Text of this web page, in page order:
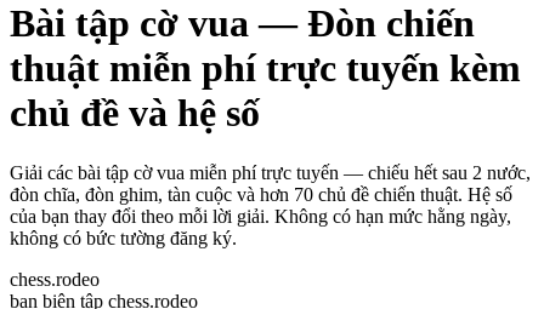
Bài tập cờ vua — Đòn chiến
thuật miễn phí trực tuyến kèm
chủ đề và hệ số
Giải các bài tập cờ vua miễn phí trực tuyến — chiếu hết sau 2 nước,
đòn chĩa, đòn ghim, tàn cuộc và hơn 70 chủ đề chiến thuật. Hệ số
của bạn thay đổi theo mỗi lời giải. Không có hạn mức hằng ngày,
không có bức tường đăng ký.
chess.rodeo
ban biên tập chess.rodeo